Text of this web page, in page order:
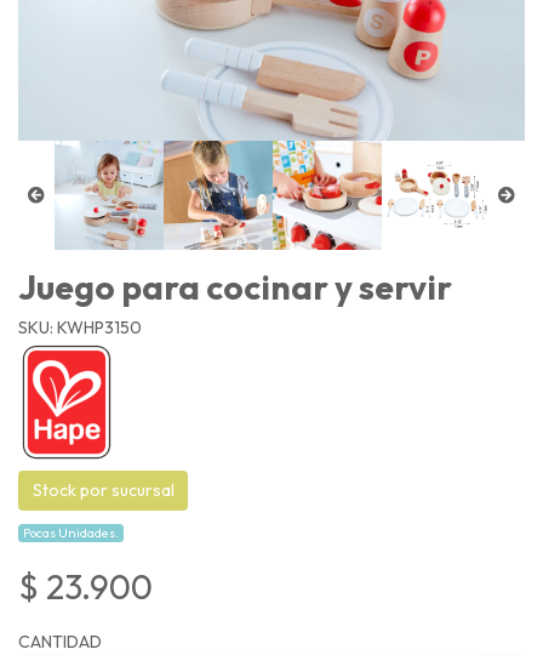
Juego para cocinar y servir
SKU: KWHP3150
Stock por sucursal
Pocas Unidades.
$ 23.900
CANTIDAD